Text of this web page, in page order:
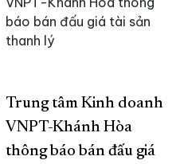
Trung tâm Kinh doanh
VNPT-Khánh Hòa
thông báo bán đấu giá